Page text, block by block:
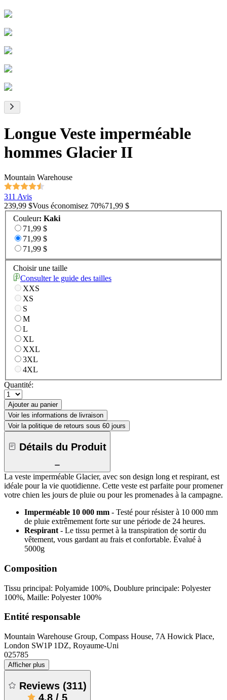
Longue Veste imperméable
hommes Glacier II
Mountain Warehouse
311 Avis
239,99 $Vous économisez 70%71,99 $
Couleur: Kaki
71,99 $
71,99 $
71,99 $
Choisir une taille
Consulter le guide des tailles
XXS
XS
S
M
L
XL
XXL
3XL
4XL
Quantité:
Ajouter au panier
Voir les informations de livraison
Voir la politique de retours sous 60 jours
Détails du Produit
La veste imperméable Glacier, avec son design long et respirant, est
idéale pour la vie quotidienne. Cette veste est parfaite pour promener
votre chien les jours de pluie ou pour les promenades à la campagne.
Imperméable 10 000 mm - Testé pour résister à 10 000 mm
de pluie extrêmement forte sur une période de 24 heures.
Respirant - Le tissu permet à la transpiration de sortir du
vêtement, vous gardant au frais et confortable. Évalué à
5000g
Composition
Tissu principal: Polyamide 100%, Doublure principale: Polyester
100%, Maille: Polyester 100%
Entité responsable
Mountain Warehouse Group, Compass House, 7A Howick Place,
London SW1P 1DZ, Royaume-Uni
025785
Afficher plus
Reviews (311)
4.8 / 5